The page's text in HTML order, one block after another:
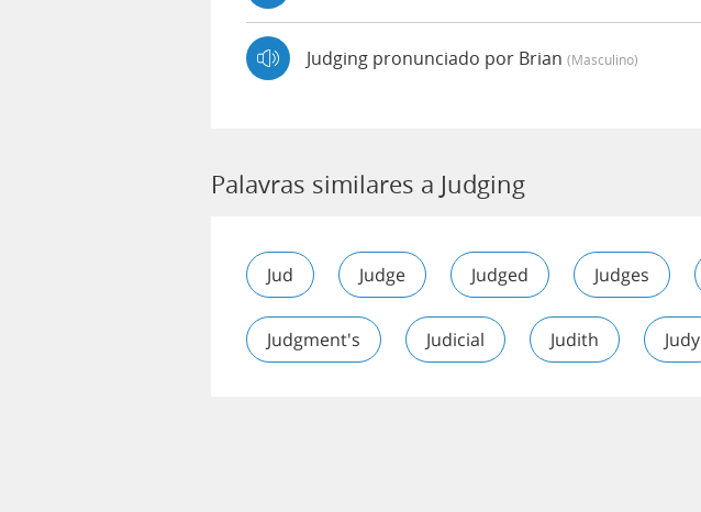
Judging pronunciado por Brian (masculino)
Palavras similares a Judging
Jud Judge Judged Judges
Judgment's Judicial Judith Judy